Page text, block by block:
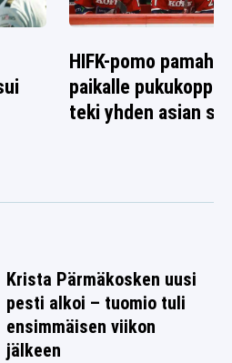
HIFK-pomo pamahti
paikalle
teki yhden asian
Krista Pärmäkosken uusi
pesti alkoi – tuomio tuli
ensimmäisen viikon
jälkeen